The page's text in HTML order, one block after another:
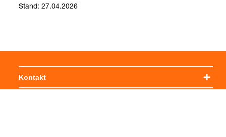
Stand: 27.04.2026
Auto­an­ti­kör­per (Tabelle)
Kontakt